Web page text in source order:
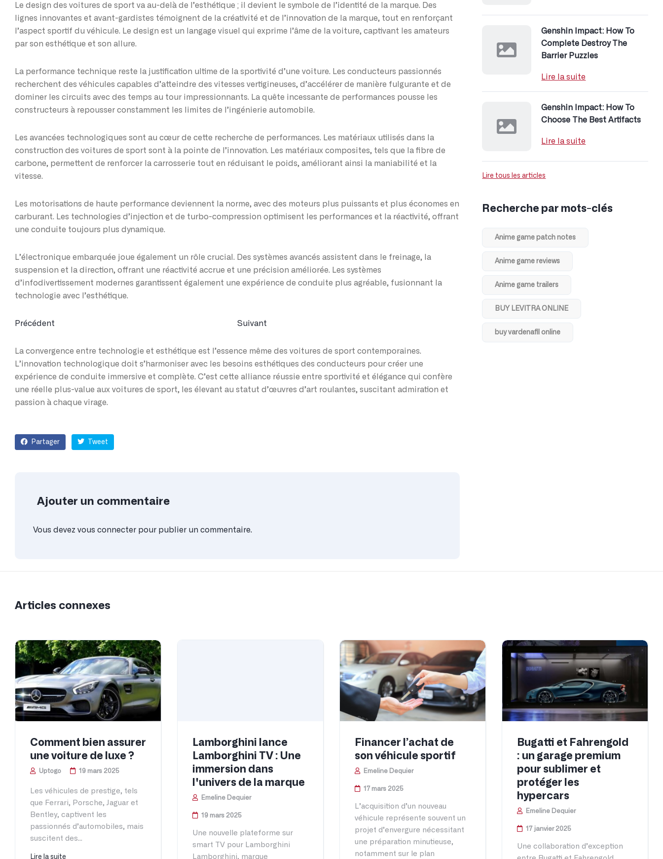
Le design des voitures de sport va au-delà de l’esthétique ; il devient le symbole de l’identité de la marque. Des
lignes innovantes et avant-gardistes témoignent de la créativité et de l’innovation de la marque, tout en renforçant
l’aspect sportif du véhicule. Le design est un langage visuel qui exprime l’âme de la voiture, captivant les amateurs
par son esthétique et son allure.
La performance technique reste la justification ultime de la sportivité d’une voiture. Les conducteurs passionnés
recherchent des véhicules capables d’atteindre des vitesses vertigineuses, d’accélérer de manière fulgurante et de
dominer les circuits avec des temps au tour impressionnants. La quête incessante de performances pousse les
constructeurs à repousser constamment les limites de l’ingénierie automobile.
Les avancées technologiques sont au cœur de cette recherche de performances. Les matériaux utilisés dans la
construction des voitures de sport sont à la pointe de l’innovation. Les matériaux composites, tels que la fibre de
carbone, permettent de renforcer la carrosserie tout en réduisant le poids, améliorant ainsi la maniabilité et la
vitesse.
Les motorisations de haute performance deviennent la norme, avec des moteurs plus puissants et plus économes en
carburant. Les technologies d’injection et de turbo-compression optimisent les performances et la réactivité, offrant
une conduite toujours plus dynamique.
L’électronique embarquée joue également un rôle crucial. Des systèmes avancés assistent dans le freinage, la
suspension et la direction, offrant une réactivité accrue et une précision améliorée. Les systèmes
d’infodivertissement modernes garantissent également une expérience de conduite plus agréable, fusionnant la
technologie avec l’esthétique.
Précédent Suivant
La convergence entre technologie et esthétique est l’essence même des voitures de sport contemporaines.
L’innovation technologique doit s’harmoniser avec les besoins esthétiques des conducteurs pour créer une
expérience de conduite immersive et complète. C’est cette alliance réussie entre sportivité et élégance qui confère
une réelle plus-value aux voitures de sport, les élevant au statut d’œuvres d’art roulantes, suscitant admiration et
passion à chaque virage.
Partager Tweet
Ajouter un commentaire
Vous devez vous connecter pour publier un commentaire.
Genshin Impact: How To
Complete Destroy The
Barrier Puzzles
Lire la suite
Genshin Impact: How To
Choose The Best Artifacts
Lire la suite
Lire tous les articles
Recherche par mots-clés
Anime game patch notes
Anime game reviews
Anime game trailers
BUY LEVITRA ONLINE
buy vardenafil online
Articles connexes
Comment bien assurer
une voiture de luxe ?
Uptogo 19 mars 2025
Les véhicules de prestige, tels
que Ferrari, Porsche, Jaguar et
Bentley, captivent les
passionnés d’automobiles, mais
suscitent des...
Lire la suite
Lamborghini lance
Lamborghini TV : Une
immersion dans
l'univers de la marque
Emeline Dequier
19 mars 2025
Une nouvelle plateforme sur
smart TV pour Lamborghini
Lamborghini, marque
Financer l’achat de
son véhicule sportif
Emeline Dequier
17 mars 2025
L’acquisition d’un nouveau
véhicule représente souvent un
projet d’envergure nécessitant
une préparation minutieuse,
notamment sur le plan
Bugatti et Fahrengold
: un garage premium
pour sublimer et
protéger les
hypercars
Emeline Dequier
17 janvier 2025
Une collaboration d’exception